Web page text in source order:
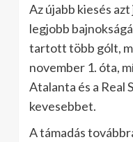
Az újabb kiesés
legjobb
tartott több gólt,
november 1. óta,
Atalanta és a Real
kevesebbet.
A támadás